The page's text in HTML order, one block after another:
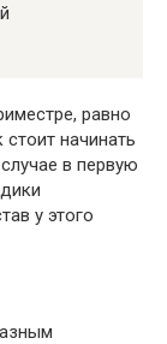
равно
начинать
в первую
у этого